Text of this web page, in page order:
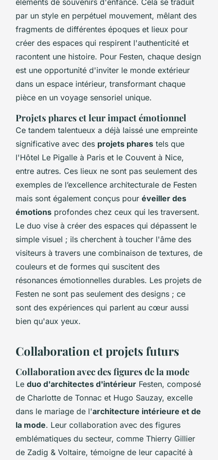
par un style en perpétuel mouvement, mêlant des
fragments de différentes époques et lieux pour
créer des espaces qui respirent l'authenticité et
racontent une histoire. Pour Festen, chaque design
est une opportunité d'inviter le monde extérieur
dans un espace intérieur, transformant chaque
pièce en un voyage sensoriel unique.
Projets phares et leur impact émotionnel
Ce tandem talentueux a déjà laissé une empreinte
significative avec des projets phares tels que
l'Hôtel Le Pigalle à Paris et le Couvent à Nice,
entre autres. Ces lieux ne sont pas seulement des
exemples de l’excellence architecturale de Festen
mais sont également conçus pour éveiller des
émotions profondes chez ceux qui les traversent.
Le duo vise à créer des espaces qui dépassent le
simple visuel ; ils cherchent à toucher l'âme des
visiteurs à travers une combinaison de textures, de
couleurs et de formes qui suscitent des
résonances émotionnelles durables. Les projets de
Festen ne sont pas seulement des designs ; ce
sont des expériences qui parlent au cœur aussi
bien qu'aux yeux.
Collaboration et projets futurs
Collaboration avec des figures de la mode
Le duo d'architectes d'intérieur Festen, composé
de Charlotte de Tonnac et Hugo Sauzay, excelle
dans le mariage de l'architecture intérieure et de
la mode. Leur collaboration avec des figures
emblématiques du secteur, comme Thierry Gillier
de Zadig & Voltaire, témoigne de leur capacité à